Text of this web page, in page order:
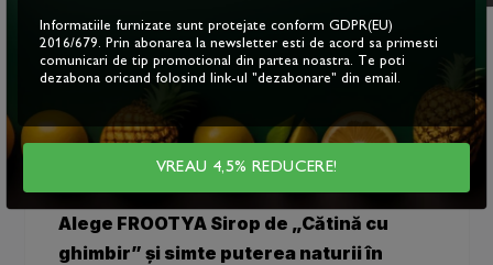
Recomandări și afecțiuni:
imunitate, reumatism și inflamații (recomandat
Alege FROOTYA Sirop de „Cătină cu
ghimbir” și simte puterea naturii în
Informatiile furnizate sunt protejate conform GDPR(EU)
2016/679. Prin abonarea la newsletter esti de acord sa primesti
comunicari de tip promotional din partea noastra. Te poti
dezabona oricand folosind link-ul "dezabonare" din email.
VREAU 4,5% REDUCERE!